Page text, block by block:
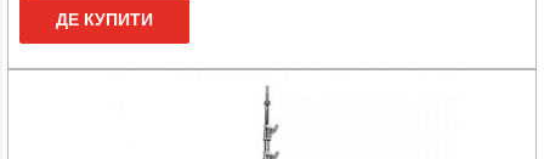
ДЕ КУПИТИ